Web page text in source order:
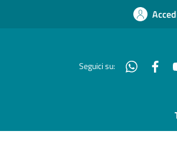
Seguici su: